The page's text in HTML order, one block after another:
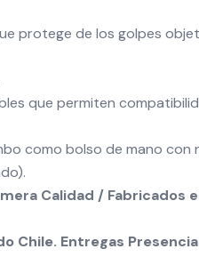
protege de los golpes
que permiten
como bolso de mano con
Calidad / Fabricados
Chile. Entregas